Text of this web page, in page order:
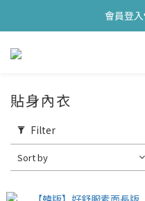
會員登
貼身內衣
Filter
Sort by